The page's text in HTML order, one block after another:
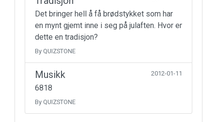
Det bringer hell å få brødstykket som har
en mynt gjemt inne i seg på julaften. Hvor er
dette en tradisjon?
By QUIZSTONE
Musikk 2012-01-11
6818
By QUIZSTONE